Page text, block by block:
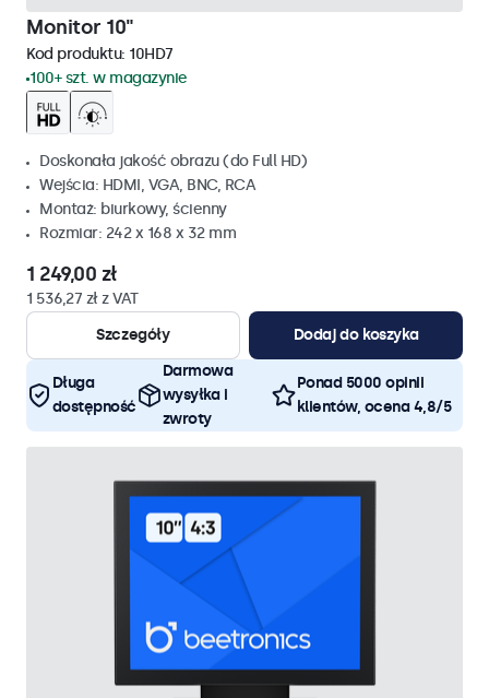
Monitor 10"
Kod produktu: 10HD7
100+ szt. w magazynie
Doskonała jakość obrazu (do Full HD)
Wejścia: HDMI, VGA, BNC, RCA
Montaż: biurkowy, ścienny
Rozmiar: 242 x 168 x 32 mm
1 249,00 zł
1 536,27 zł z VAT
Szczegóły
Dodaj do koszyka
Długa
dostępność
Darmowa
wysyłka i
zwroty
Ponad 5000 opinii
klientów, ocena 4,8/5